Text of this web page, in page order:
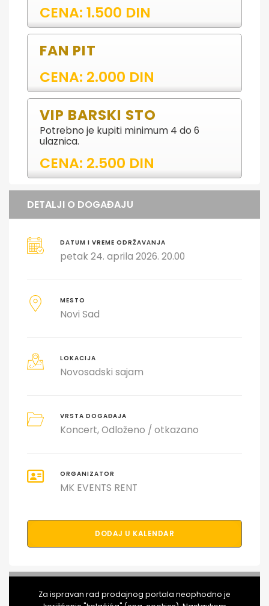
CENA: 1.500 DIN
FAN PIT
CENA: 2.000 DIN
VIP BARSKI STO
Potrebno je kupiti minimum 4 do 6
ulaznica.
CENA: 2.500 DIN
DETALJI O DOGAĐAJU
DATUM I VREME ODRŽAVANJA
petak 24. aprila 2026. 20.00
MESTO
Novi Sad
LOKACIJA
Novosadski sajam
VRSTA DOGAĐAJA
Koncert Odloženo / otkazano
ORGANIZATOR
MK EVENTS RENT
DODAJ U KALENDAR
Za ispravan rad prodajnog portala neophodno je